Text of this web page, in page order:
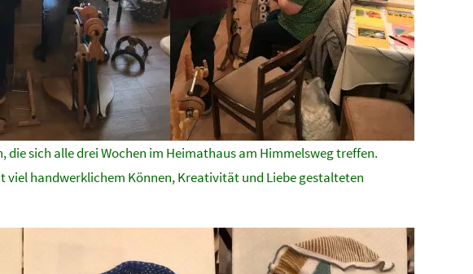
die sich alle drei Wochen im Heimathaus am Himmelsweg treffen.
viel handwerklichem Können, Kreativität und Liebe gestalteten